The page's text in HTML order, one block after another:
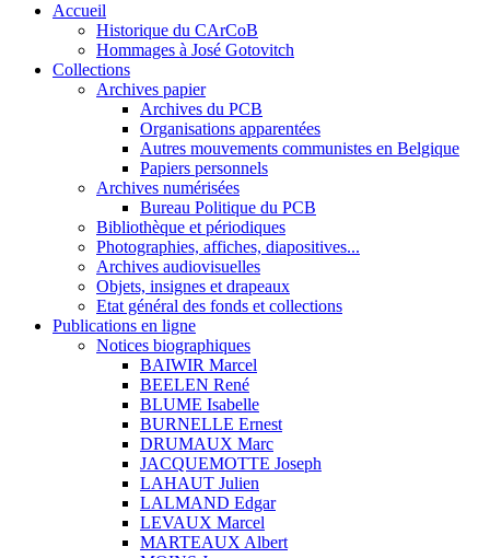
Accueil
Historique du CArCoB
Hommages à José Gotovitch
Collections
Archives papier
Archives du PCB
Organisations apparentées
Autres mouvements communistes en Belgique
Papiers personnels
Archives numérisées
Bureau Politique du PCB
Bibliothèque et périodiques
Photographies, affiches, diapositives...
Archives audiovisuelles
Objets, insignes et drapeaux
Etat général des fonds et collections
Publications en ligne
Notices biographiques
BAIWIR Marcel
BEELEN René
BLUME Isabelle
BURNELLE Ernest
DRUMAUX Marc
JACQUEMOTTE Joseph
LAHAUT Julien
LALMAND Edgar
LEVAUX Marcel
MARTEAUX Albert